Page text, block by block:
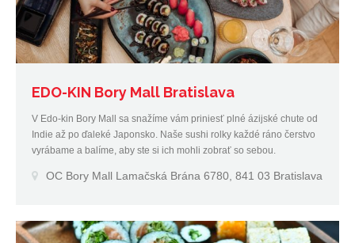
EDO-KIN Bory Mall Bratislava
V Edo-kin Bory Mall sa snažíme vám priniesť plné ázijské chute od
Indie až po ďaleké Japonsko. Naše sushi rolky každé ráno čerstvo
vyrábame a balíme, aby ste si ich mohli zobrať so sebou.
OC Bory Mall Lamačská Brána 6780, 841 03 Bratislava